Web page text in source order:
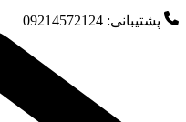
پشتیبانی: 09214572124